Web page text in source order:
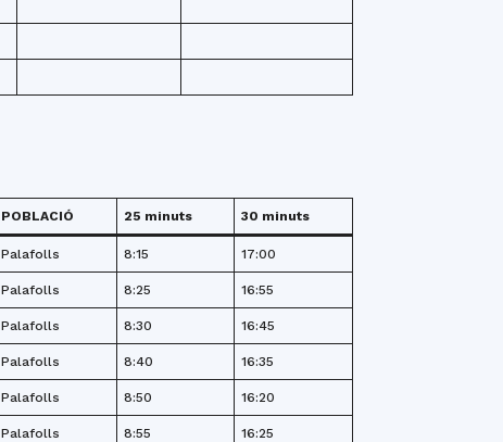
POBLACIÓ 25 minuts 30 minuts
Palafolls 8:15 17:00
Palafolls 8:25 16:55
Palafolls 8:30 16:45
Palafolls 8:40 16:35
Palafolls 8:50 16:20
Palafolls 8:55 16:25